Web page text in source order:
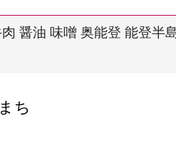
醤油 味噌 奥能登 能登半
ち